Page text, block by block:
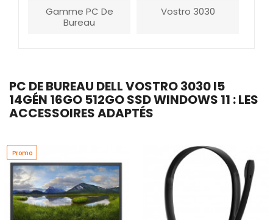
Gamme PC De
Bureau
Vostro 3030
PC DE BUREAU DELL VOSTRO 3030 I5
14GÉN 16GO 512GO SSD WINDOWS 11 : LES
ACCESSOIRES ADAPTÉS
Promo